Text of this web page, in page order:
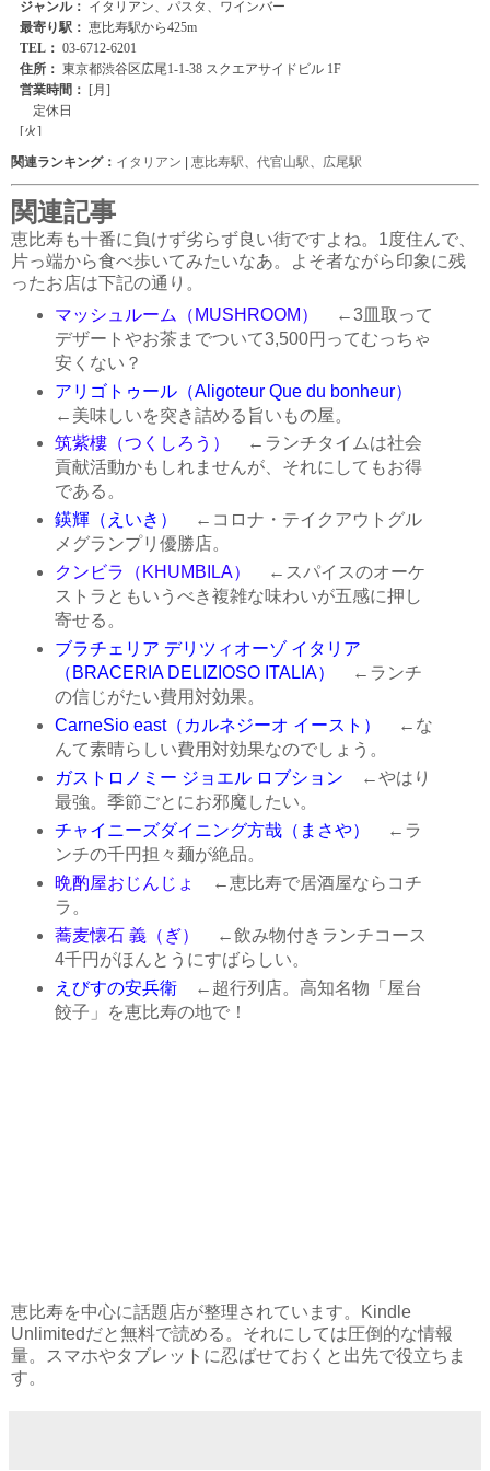
関連ランキング： イタリアン | 恵比寿駅 代官山駅 広尾駅
関連記事
恵比寿も十番に負けず劣らず良い街ですよね。1度住んで、
片っ端から食べ歩いてみたいなあ。よそ者ながら印象に残
ったお店は下記の通り。
マッシュルーム（MUSHROOM）
←3皿取って
デザートやお茶までついて3,500円ってむっちゃ
安くない？
アリゴトゥール（Aligoteur Que du bonheur）
←美味しいを突き詰める旨いもの屋。
筑紫樓（つくしろう）
←ランチタイムは社会
貢献活動かもしれませんが、それにしてもお得
である。
鍈輝（えいき）
←コロナ・テイクアウトグル
メグランプリ優勝店。
クンビラ（KHUMBILA）
←スパイスのオーケ
ストラともいうべき複雑な味わいが五感に押し
寄せる。
ブラチェリア デリツィオーゾ イタリア
（BRACERIA DELIZIOSO ITALIA）
←ランチ
の信じがたい費用対効果。
CarneSio east（カルネジーオ イースト）
←な
んて素晴らしい費用対効果なのでしょう。
ガストロノミー ジョエル ロブション ←やはり
最強。季節ごとにお邪魔したい。
チャイニーズダイニング方哉（まさや）
←ラ
ンチの千円担々麺が絶品。
晩酌屋おじんじょ
←恵比寿で居酒屋ならコチ
ラ。
蕎麦懐石 義（ぎ）
←飲み物付きランチコース
4千円がほんとうにすばらしい。
えびすの安兵衛←超行列店。高知名物「屋台
餃子」を恵比寿の地で！
恵比寿を中心に話題店が整理されています。Kindle
Unlimitedだと無料で読める。それにしては圧倒的な情報
量。スマホやタブレットに忍ばせておくと出先で役立ちま
す。